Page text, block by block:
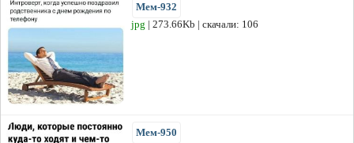
Мем-932
jpg | 273.66Kb | скачали: 106
Мем-950